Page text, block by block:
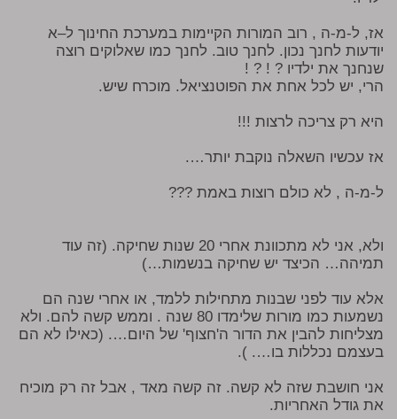
אז, ל-מ-ה , רוב המורות הקיימות במערכת החינוך ל–א
יודעות לחנך נכון. לחנך טוב. לחנך כמו שאלוקים רוצה
שנחנך את ילדיו ? ! ? !
הרי, יש לכל אחת את הפוטנציאל. מוכרח שיש.
היא רק צריכה לרצות !!!
אז עכשיו השאלה נוקבת יותר….
ל-מ-ה , לא כולם רוצות באמת ???
ולא, אני לא מתכוונת אחרי 20 שנות שחיקה. (זה עוד
תמיהה… הכיצד יש שחיקה בנשמות…)
אלא עוד לפני שבנות מתחילות ללמד, או אחרי שנה הם
נשמעות כמו מורות שלימדו 80 שנה . וממש קשה להם. ולא
מצליחות להבין את הדור ה'חצוף' של היום…. (כאילו לא הם
בעצמם נכללות בו…. ).
אני חושבת שזה לא קשה. זה קשה מאד , אבל זה רק מוכיח
את גודל האחריות.